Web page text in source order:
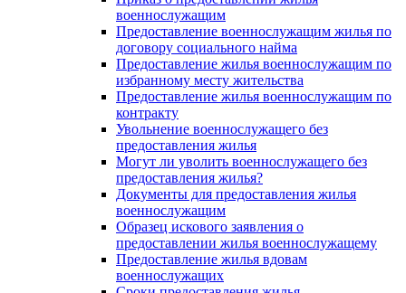
военнослужащим
Предоставление военнослужащим жилья по
договору социального найма
Предоставление жилья военнослужащим по
избранному месту жительства
Предоставление жилья военнослужащим по
контракту
Увольнение военнослужащего без
предоставления жилья
Могут ли уволить военнослужащего без
предоставления жилья?
Документы для предоставления жилья
военнослужащим
Образец искового заявления о
предоставлении жилья военнослужащему
Предоставление жилья вдовам
военнослужащих